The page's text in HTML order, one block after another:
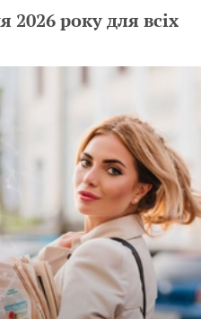
2026 року для всіх